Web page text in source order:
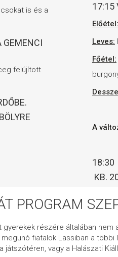
is és a
GEMENCI
felújított
17:15
Előétel:
Leves:
Főétel:
A
18:30
KB.
PROGRAM
részére általában nem
fiatalok Lassiban a
játszótéren, vagy a Halászati